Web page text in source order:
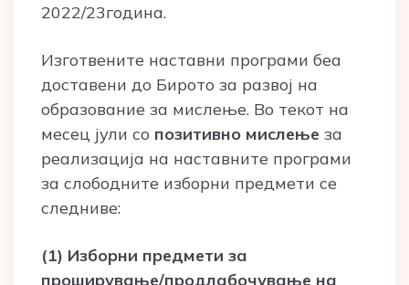
2022/23година.
Изготвените наставни програми беа
доставени до Бирото за развој на
образование за мислење. Во текот на
месец јули со позитивно мислење за
реализација на наставните програми
за слободните изборни предмети се
следниве:
(1) Изборни предмети за
проширување/продлабочување на